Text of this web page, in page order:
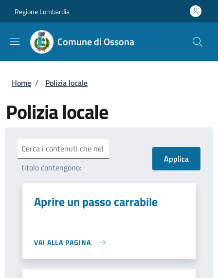
Regione Lombardia
Comune di Ossona
Briciole di pane
Home / Polizia locale
Polizia locale
Cerca i contenuti che nel
titolo contengono:
Aprire un passo carrabile
VAI ALLA PAGINA